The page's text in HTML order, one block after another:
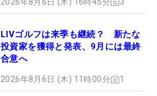
LIVゴルフは来季も継続？ 新たな
投資家を獲得と発表、9月には最終
合意へ
2026年8月6日 (木) 11時00分 1